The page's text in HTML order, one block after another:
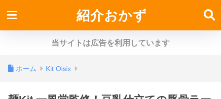
紹介おかず
当サイトは広告を利用しています
ホーム Kit Oisix